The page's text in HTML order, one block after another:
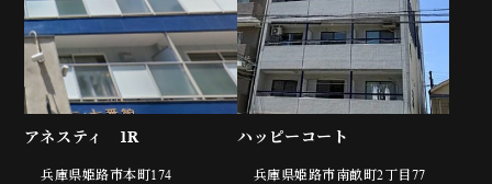
アネスティ 1R
兵庫県姫路市本町174
ハッピーコート
兵庫県姫路市南畝町2丁目77